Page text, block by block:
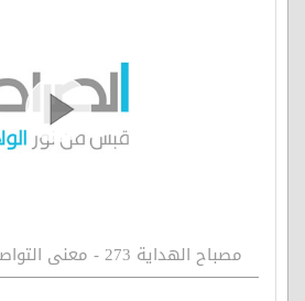
مصباح الهداية 273 - معنى التواصي بالحق